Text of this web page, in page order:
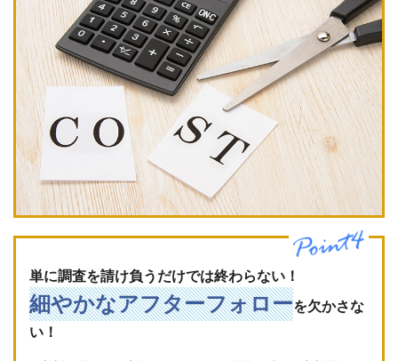
単に調査を請け負うだけでは終わらない！
細やかなアフターフォローを欠かさな
い！